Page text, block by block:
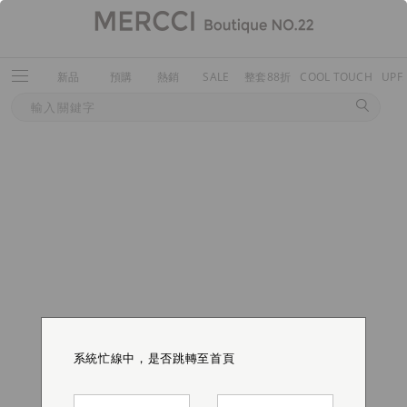
新品 預購 熱銷 SALE 整套88折 COOL TOUCH
系統忙線中，是否跳轉至首頁
系統忙線中，是否跳轉至首頁
系統忙線中，是否跳轉至首頁
系統忙線中，是否跳轉至首頁
系統忙線中，是否跳轉至首頁